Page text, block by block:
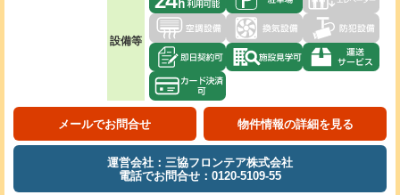
設備等
メールでお問合せ 物件情報の詳細を見る
運営会社：三協フロンテア株式会社
電話でお問合せ：0120-5109-55